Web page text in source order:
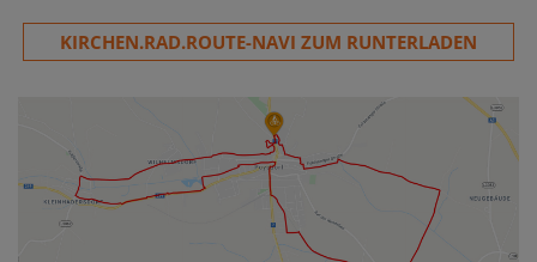
KIRCHEN.RAD.ROUTE-NAVI ZUM RUNTERLADEN